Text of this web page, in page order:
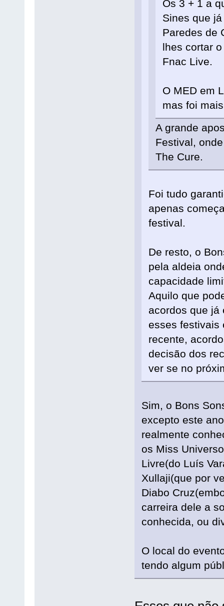
Os 3 + 1 a
Sines que
Paredes de
lhes cortar
Fnac Live.
O MED em
mas foi
A grande
Festival,
The Cure.
Foi tudo
apenas
festival.
De resto, o
pela aldeia
capacidade
Aquilo que
acordos que já
esses festivais
recente,
decisão dos
ver se no
Sim, o Bons
excepto este
realmente
os Miss
Livre(do Luís
Xullaji(que por
Diabo
carreira dele a
conhecida, ou
O local do
tendo algum